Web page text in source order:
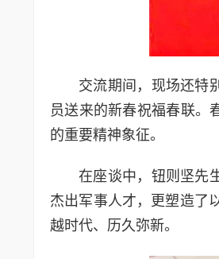
交流期间，现场还特
员送来的新春祝福春联。
的重要精神象征。
在座谈中，钮则坚先
杰出军事人才，更塑造了
越时代、历久弥新。